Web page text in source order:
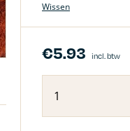
Wissen
€5.93 incl. btw